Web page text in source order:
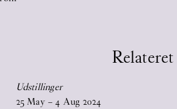
Relateret
Udstillinger
25 May –4 Aug 2024